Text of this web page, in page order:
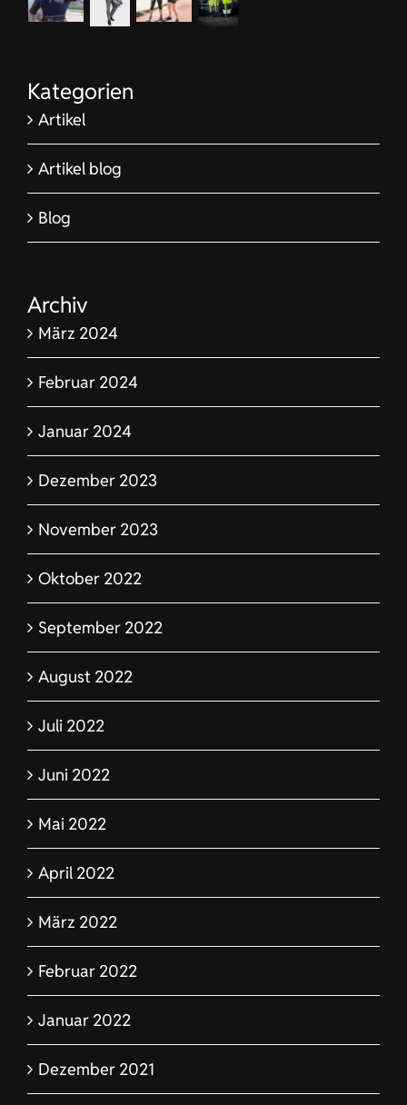
Kategorien
Artikel
Artikel blog
Blog
Archiv
März 2024
Februar 2024
Januar 2024
Dezember 2023
November 2023
Oktober 2022
September 2022
August 2022
Juli 2022
Juni 2022
Mai 2022
April 2022
März 2022
Februar 2022
Januar 2022
Dezember 2021